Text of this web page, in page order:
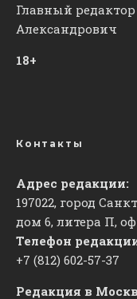
Главный
Александрович
18+
Контакты
Адрес редакции:
197022, город
дом 6, литера П,
Телефон
+7 (812) 602-57-37
Редакция в